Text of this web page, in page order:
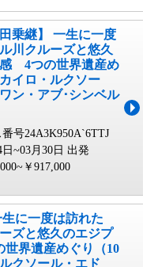
乗継】 一生に一度
川クルーズと悠久
4つの世界遺産め
イロ・ルクソー
ン・アブ･シンベル
番号24A3K950A`6TTJ
日~03月30日 出発
￥917,000
生に一度は訪れた
ズと悠久のエジプ
界遺産めぐり（10
クソール・エド